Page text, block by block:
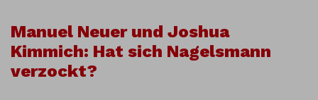
Manuel Neuer und Joshua
Kimmich: Hat sich Nagelsmann
verzockt?